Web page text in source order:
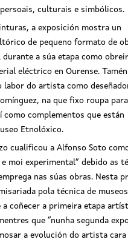
culturais e simbólicos.
a exposición mostra un
de pequeno formato de
a súa etapa como
eléctrico en Ourense.
labor do artista como
na que fixo roupa
como complementos que están
Etnolóxico.
cualificou a Alfonso Soto
moi experimental” debido as
nas súas obras. Nesta
pola técnica de
a coñecer a primeira etapa
que “nunha segunda
a evolución do artista cara